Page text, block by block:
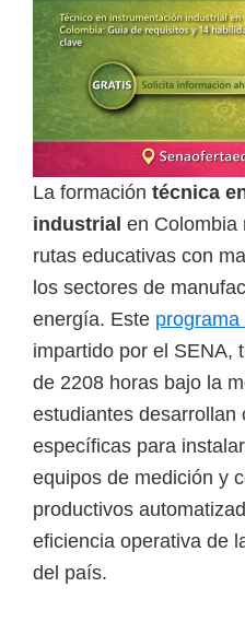
u
r
o
s
i
r
t
u
a
l
e
s
,
t
é
c
n
La formación técnica
industrial en Colombia
rutas educativas con
los sectores de
energía. Este
impartido por el SENA,
de 2208 horas bajo la
estudiantes desarrollan
específicas para
equipos de medición y
productivos
eficiencia operativa de
del país.